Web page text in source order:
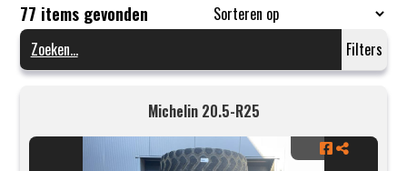
77 items gevonden
Filters
Michelin 20.5-R25